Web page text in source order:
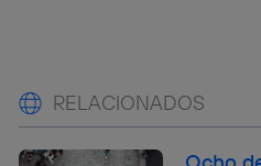
RELACIONADOS